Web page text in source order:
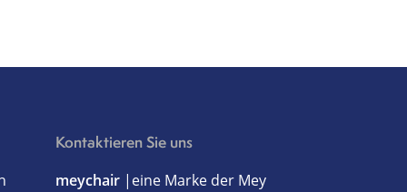
Kontaktieren Sie uns
meychair |eine Marke der Mey